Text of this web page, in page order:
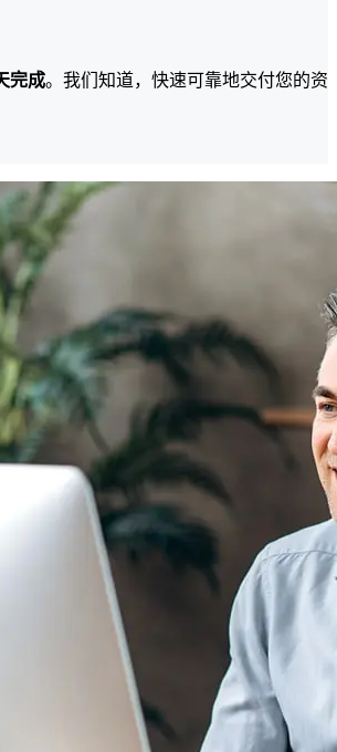
完成。我们知道，快速可靠地交付您的资